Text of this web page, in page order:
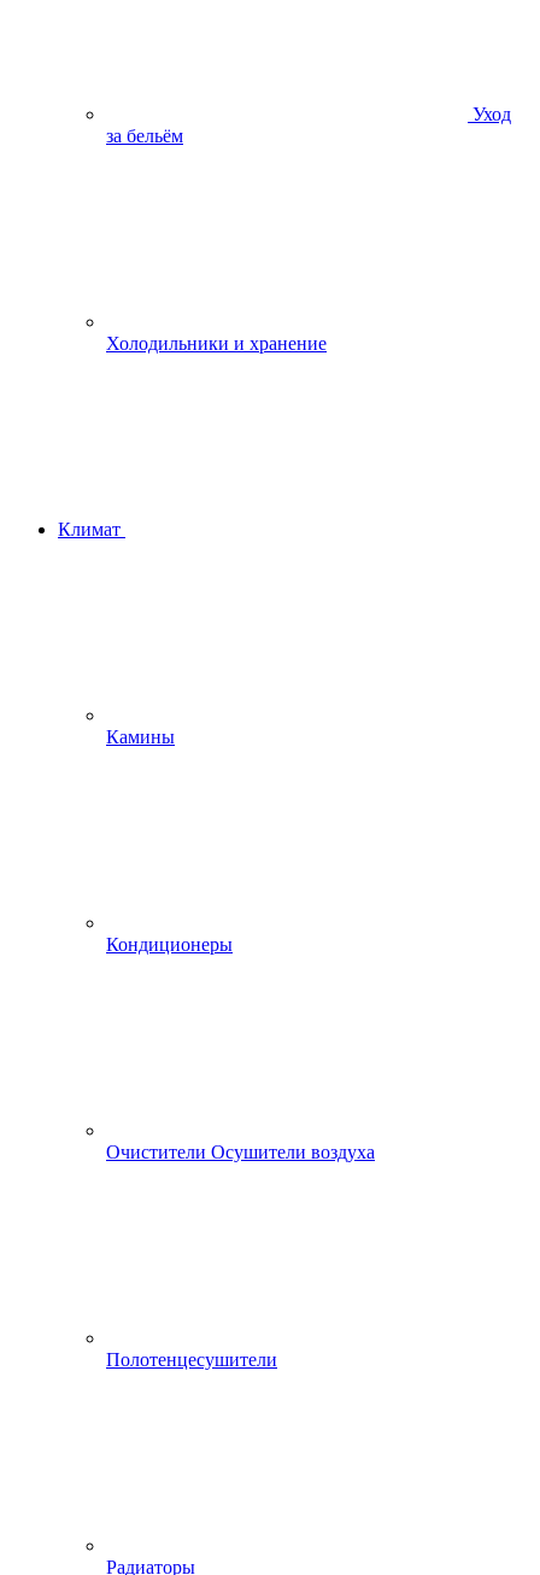
Уход
за бельём
Холодильники и хранение
Климат
Камины
Кондиционеры
Очистители Осушители воздуха
Полотенцесушители
Радиаторы